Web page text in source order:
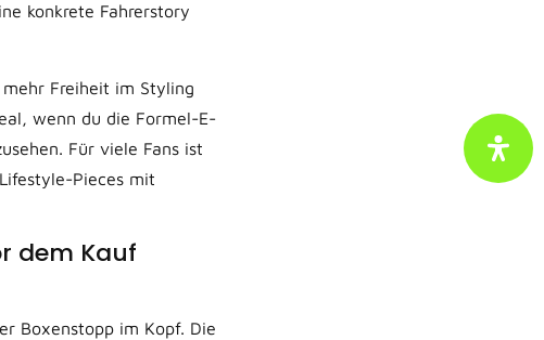
konkrete Fahrerstory
Freiheit im Styling
wenn du die Formel-E-
Für viele Fans ist
Pieces mit
dem Kauf
Boxenstopp im Kopf. Die